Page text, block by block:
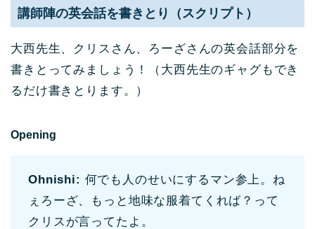
講師陣の英会話を書きとり（スクリプト）
大西先生、クリスさん、ろーざさんの英会話部分を
書きとってみましょう！（大西先生のギャグもでき
るだけ書きとります。）
Opening
Ohnishi: 何でも人のせいにするマン参上。ね
ぇろーざ、もっと地味な服着てくれば？って
クリスが言ってたよ。